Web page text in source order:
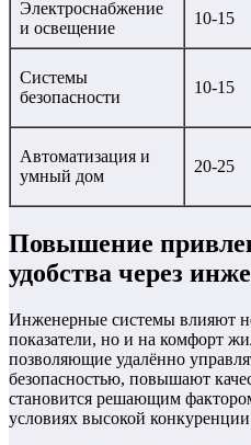
Электроснабжение
и освещение
10-15
Системы
безопасности
10-15
Автоматизация и
умный дом
20-25
Повышение
удобства через
Инженерные системы влияют
показатели, но и на комфорт
позволяющие удалённо
безопасностью, повышают
становится решающим
условиях высокой